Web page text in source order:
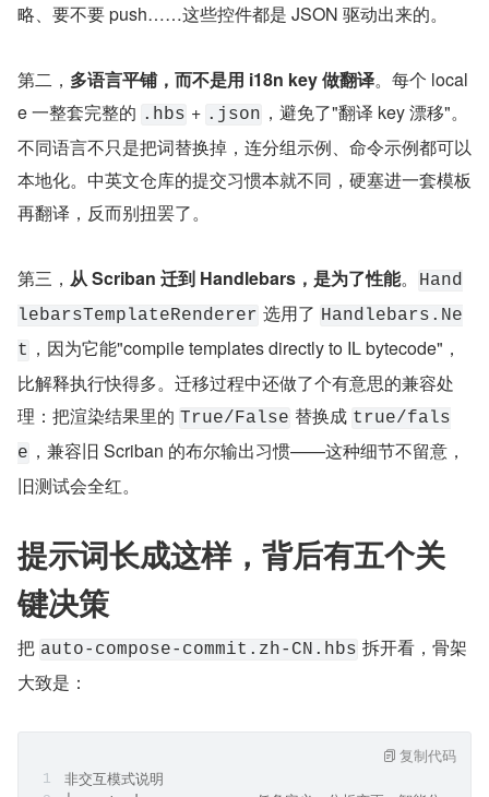
略、要不要 push……这些控件都是 JSON 驱动出来的。
第二， 多语言平铺，而不是用 i18n key 做翻译。每个 local
e 一整套完整的 .hbs + .json ，避免了"翻译 key 漂移"。
不同语言不只是把词替换掉，连分组示例、命令示例都可以
本地化。中英文仓库的提交习惯本就不同，硬塞进一套模板
再翻译，反而别扭罢了。
第三， 从 Scriban 迁到 Handlebars，是为了性能。
Hand
lebarsTemplateRenderer 选用了 Handlebars.Ne
t ，因为它能"compile templates directly to IL bytecode"，
比解释执行快得多。迁移过程中还做了个有意思的兼容处
理：把渲染结果里的 True/False 替换成 true/fals
e ，兼容旧 Scriban 的布尔输出习惯——这种细节不留意，
旧测试会全红。
提示词长成这样，背后有五个关
键决策
把 auto-compose-commit.zh-CN.hbs 拆开看，骨架
大致是：
非交互模式说明
复制代码